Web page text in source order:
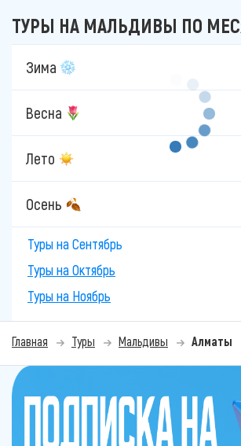
ТУРЫ НА МАЛЬДИВЫ ПО
Зима
Весна
Лето
Осень
Туры на Сентябрь
Туры на Октябрь
Туры на Ноябрь
Главная Туры Мальдивы Алматы